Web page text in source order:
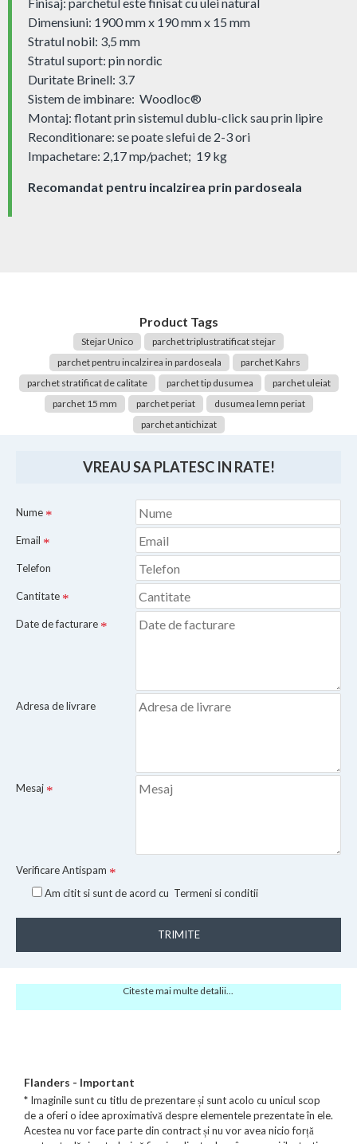
Dimensiuni: 1900 mm x 190 mm x 15 mm
Stratul nobil: 3,5 mm
Stratul suport: pin nordic
Duritate Brinell: 3.7
Sistem de imbinare: Woodloc®
Montaj: flotant prin sistemul dublu-click sau prin lipire
Reconditionare: se poate slefui de 2-3 ori
Impachetare: 2,17 mp/pachet; 19 kg
Recomandat pentru incalzirea prin pardoseala
Product Tags
Stejar Unico
parchet triplustratificat stejar
parchet pentru incalzirea in pardoseala
parchet Kahrs
parchet stratificat de calitate
parchet tip dusumea
parchet uleiat
parchet 15 mm
parchet periat
dusumea lemn periat
parchet antichizat
VREAU SA PLATESC IN RATE!
Nume
Email
Telefon
Cantitate
Date de facturare
Adresa de livrare
Mesaj
Verificare Antispam
Am citit si sunt de acord cu Termeni si conditii
TRIMITE
Citeste mai multe detalii...
Flanders - Important
* Imaginile sunt cu titlu de prezentare și sunt acolo cu unicul scop
de a oferi o idee aproximativă despre elementele prezentate în ele.
Acestea nu vor face parte din contract și nu vor avea nicio forță